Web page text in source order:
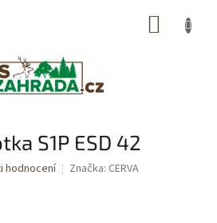
S1P ESD 42
hodnocení Značka: CERVA